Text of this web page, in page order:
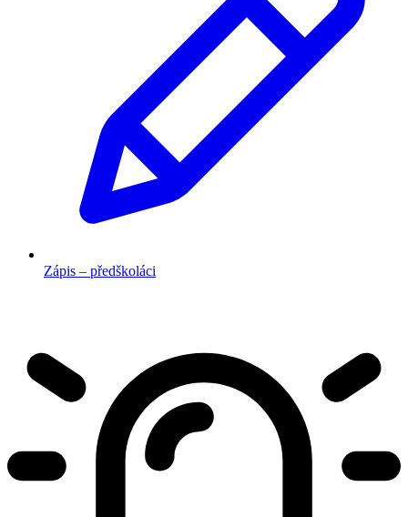
Zápis – předškoláci